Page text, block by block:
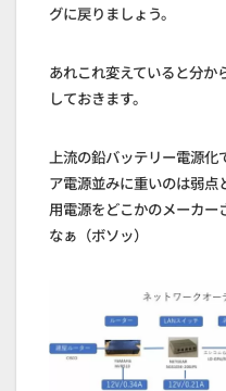
グに戻りましょう。
あれこれ変えていると分か
しておきます。
上流の鉛バッテリー電源化
ア電源並みに重いのは弱点
用電源をどこかのメーカー
なぁ（ボソッ）